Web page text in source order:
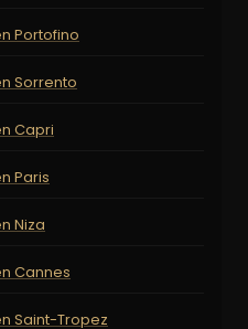
Portofino
Sorrento
Capri
Paris
Niza
Cannes
Saint-Tropez